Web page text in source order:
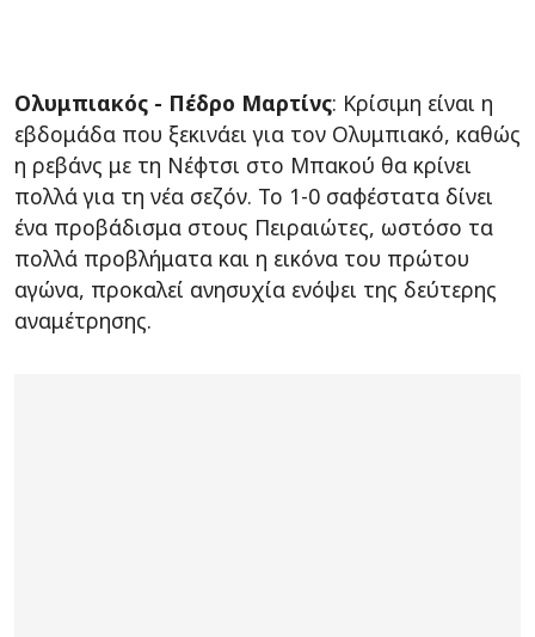
Ολυμπιακός - Πέδρο Μαρτίνς: Κρίσιμη είναι η
εβδομάδα που ξεκινάει για τον Ολυμπιακό, καθώς
η ρεβάνς με τη Νέφτσι στο Μπακού θα κρίνει
πολλά για τη νέα σεζόν. Το 1-0 σαφέστατα δίνει
ένα προβάδισμα στους Πειραιώτες, ωστόσο τα
πολλά προβλήματα και η εικόνα του πρώτου
αγώνα, προκαλεί ανησυχία ενόψει της δεύτερης
αναμέτρησης.